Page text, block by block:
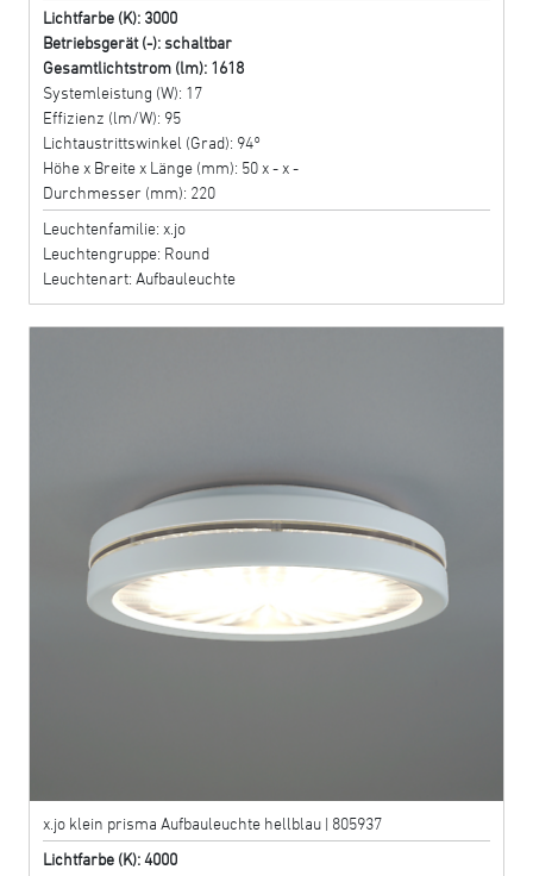
Lichtfarbe (K): 3000
Betriebsgerät (-): schaltbar
Gesamtlichtstrom (lm): 1618
Systemleistung (W): 17
Effizienz (lm/W): 95
Lichtaustrittswinkel (Grad): 94°
Höhe x Breite x Länge (mm): 50 x - x -
Durchmesser (mm): 220
Leuchtenfamilie: x.jo
Leuchtengruppe: Round
Leuchtenart: Aufbauleuchte
x.jo klein prisma Aufbauleuchte hellblau | 805937
Lichtfarbe (K): 4000